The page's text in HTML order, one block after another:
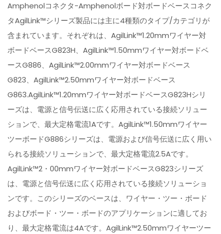
Amphenolコネクタ-Amphenolボード対ボードベースコネク
タAgilLink™シリーズ製品には主に4種類のタイプ/カテゴリが
含まれています。それぞれは、AgilLink™1.20mmワイヤー対
ボードベースG823H、AgilLink™1.50mmワイヤー対ボードベ
ースG886、AgilLink™2.00mmワイヤー対ボードベース
G823、AgilLink™2.50mmワイヤー対ボードベース
G863.AgilLink™1.20mmワイヤー対ボードベースG823Hシリ
ーズは、電源と信号伝送に広く応用されている接続ソリュー
ションで、最大定格電流1Aです。AgilLink™1.50mmワイヤー
ツーボードG886シリーズは、電源および信号伝送に広く用い
られる接続ソリューションで、最大定格電流2.5Aです。
AgilLink™2・00mmワイヤー対ボードベースG823シリーズ
は、電源と信号伝送に広く応用されている接続ソリューショ
ンです。このシリーズのベースは、ワイヤー・ツー・ボード
およびボード・ツー・ボードのアプリケーションに適してお
り、最大定格電流は4Aです。AgilLink™2.50mmワイヤーツー